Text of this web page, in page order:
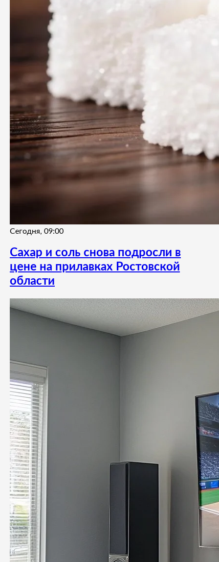
Сегодня, 09:00
Сахар и соль снова подросли в
цене на прилавках Ростовской
области